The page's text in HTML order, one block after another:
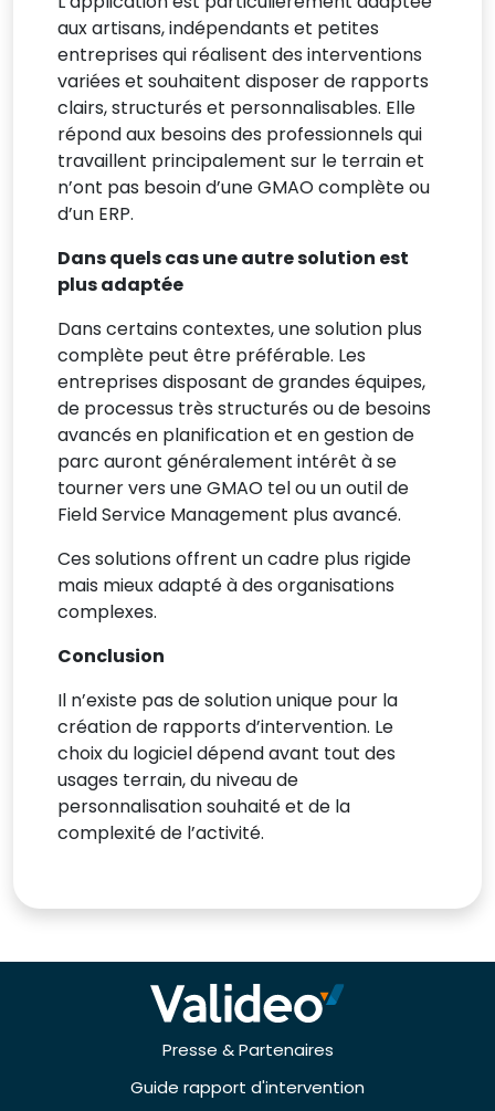
aux artisans, indépendants et petites
entreprises qui réalisent des interventions
variées et souhaitent disposer de rapports
clairs, structurés et personnalisables. Elle
répond aux besoins des professionnels qui
travaillent principalement sur le terrain et
n’ont pas besoin d’une GMAO complète ou
d’un ERP.
Dans quels cas une autre solution est
plus adaptée
Dans certains contextes, une solution plus
complète peut être préférable. Les
entreprises disposant de grandes équipes,
de processus très structurés ou de besoins
avancés en planification et en gestion de
parc auront généralement intérêt à se
tourner vers une GMAO tel ou un outil de
Field Service Management plus avancé.
Ces solutions offrent un cadre plus rigide
mais mieux adapté à des organisations
complexes.
Conclusion
Il n’existe pas de solution unique pour la
création de rapports d’intervention. Le
choix du logiciel dépend avant tout des
usages terrain, du niveau de
personnalisation souhaité et de la
complexité de l’activité.
Presse & Partenaires
Guide rapport d'intervention